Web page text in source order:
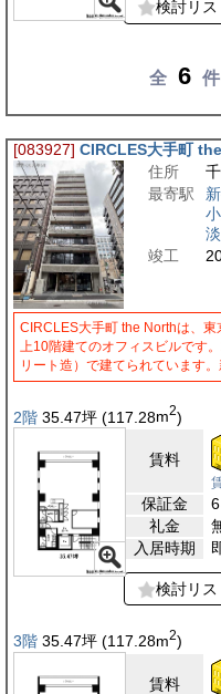
検討リス
全 6
[083927] CIRCLES大手町
住所
最寄駅
竣工
CIRCLES大手町 the Northは、
上10階建てのオフィスビルです
リート造）で建てられています
2階 35.47坪 (117.28m2)
賃料
保証金
礼金
入居時期
検討リス
3階 35.47坪 (117.28m2)
賃料